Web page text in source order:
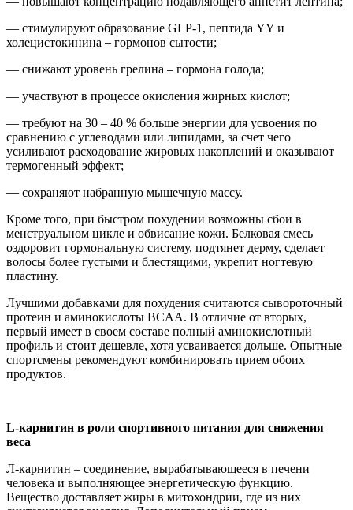
— стимулируют образование GLP-1, пептида YY и
холецистокинина – гормонов сытости;
— снижают уровень грелина – гормона голода;
— участвуют в процессе окисления жирных кислот;
— требуют на 30 – 40 % больше энергии для усвоения по
сравнению с углеводами или липидами, за счет чего
усиливают расходование жировых накоплений и оказывают
термогенный эффект;
— сохраняют набранную мышечную массу.
Кроме того, при быстром похудении возможны сбои в
менструальном цикле и обвисание кожи. Белковая смесь
оздоровит гормональную систему, подтянет дерму, сделает
волосы более густыми и блестящими, укрепит ногтевую
пластину.
Лучшими добавками для похудения считаются сывороточный
протеин и аминокислоты BCAA. В отличие от вторых,
первый имеет в своем составе полный аминокислотный
профиль и стоит дешевле, хотя усваивается дольше. Опытные
спортсмены рекомендуют комбинировать прием обоих
продуктов.
L-карнитин в роли спортивного питания для снижения
веса
Л-карнитин – соединение, вырабатывающееся в печени
человека и выполняющее энергетическую функцию.
Вещество доставляет жиры в митохондрии, где из них